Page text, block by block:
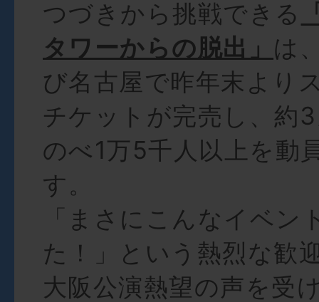
つづきから挑戦できる
タワーからの脱出」 は
び名古屋で昨年末より
チケットが完売し、約
のべ1万5千人以上を動
す。
「まさにこんなイベン
た！」という熱烈な歓
大阪公演熱望の声を受